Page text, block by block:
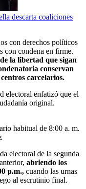
descarta coaliciones
con derechos políticos
con condena en firme.
la libertad que sigan
conservan
carcelarios.
electoral enfatizó que el
original.
habitual de 8:00 a. m.
electoral de la segunda
abriendo los
p.m., cuando las urnas
al escrutinio final.